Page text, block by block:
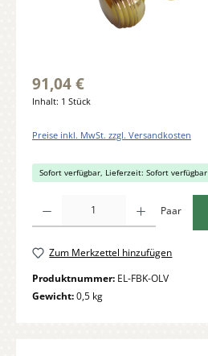
91,04 €
Inhalt: 1 Stück
Preise inkl. MwSt. zzgl. Versandkosten
Sofort verfügbar, Lieferzeit: Sofort verfügbar
Paar
Zum Merkzettel hinzufügen
Produktnummer: EL-FBK-OLV
Gewicht:0,5 kg